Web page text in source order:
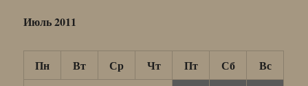
Июль 2011
Пн Вт Ср Чт Пт Сб
Вс